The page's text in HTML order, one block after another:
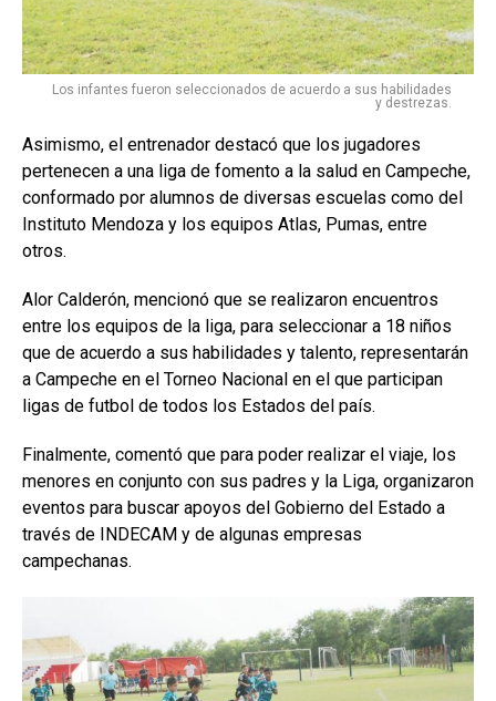
Los infantes fueron seleccionados de acuerdo a sus habilidades
y destrezas.
Asimismo, el entrenador destacó que los jugadores
pertenecen a una liga de fomento a la salud en Campeche,
conformado por alumnos de diversas escuelas como del
Instituto Mendoza y los equipos Atlas, Pumas, entre
otros.
Alor Calderón, mencionó que se realizaron encuentros
entre los equipos de la liga, para seleccionar a 18 niños
que de acuerdo a sus habilidades y talento, representarán
a Campeche en el Torneo Nacional en el que participan
ligas de futbol de todos los Estados del país.
Finalmente, comentó que para poder realizar el viaje, los
menores en conjunto con sus padres y la Liga, organizaron
eventos para buscar apoyos del Gobierno del Estado a
través de INDECAM y de algunas empresas
campechanas.